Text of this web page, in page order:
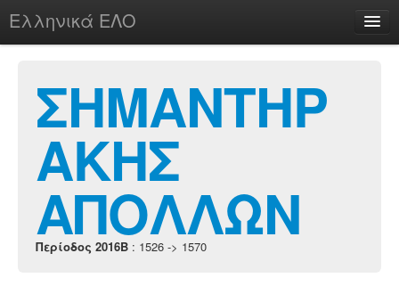
Ελληνικά ΕΛΟ
chesstu.be @ discord
Login
ΣΗΜΑΝΤΗΡ
ΑΚΗΣ
ΑΠΟΛΛΩΝ
Περίοδος 2016B : 1526 -> 1570